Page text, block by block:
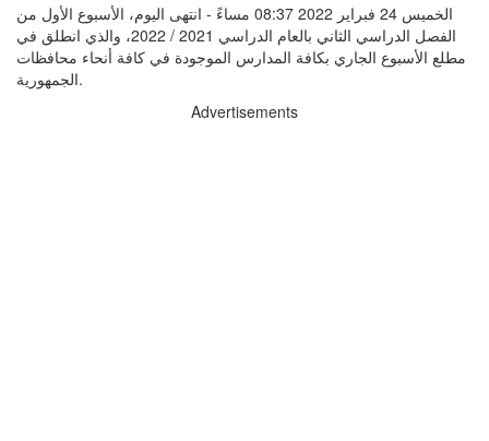
الخميس 24 فبراير 2022 08:37 مساءً - انتهى اليوم، الأسبوع الأول من
الفصل الدراسي الثاني بالعام الدراسي 2021 / 2022، والذي انطلق في
مطلع الأسبوع الجاري بكافة المدارس الموجودة في كافة أنحاء محافظات
الجمهورية.
Advertisements